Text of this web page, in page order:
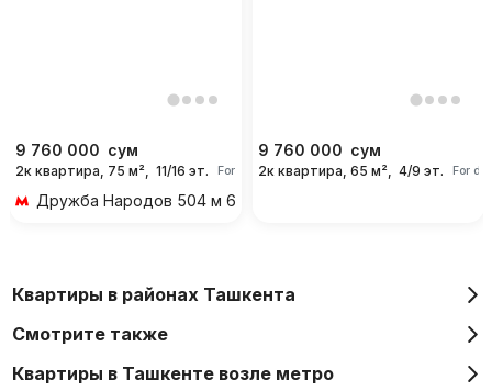
9 760 000 сум
2к квартира, 75 м², 11/16 эт. For days
Дружба Народов 504 м 6 мин пешком
9 760 000 сум
2к квартира, 65 м², 4/9 эт. For
Квартиры в районах Ташкента
Смотрите также
Квартиры в Ташкенте возле метро